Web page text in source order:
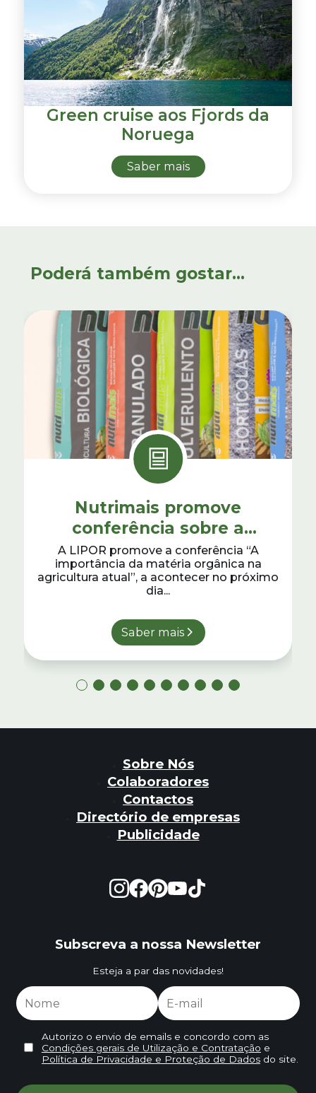
Green cruise aos Fjords da
Noruega
Saber mais
Poderá também gostar...
Nutrimais promove
conferência sobre a
importância da matéria
orgânica na agricultura
A LIPOR promove a conferência “A
importância da matéria orgânica na
agricultura atual”, a acontecer no próximo
dia...
Saber mais
Sobre Nós
Colaboradores
Contactos
Directório de empresas
Publicidade
Subscreva a nossa Newsletter
Esteja a par das novidades!
Autorizo o envio de emails e concordo com as
Condições gerais de Utilização e Contratação e
Política de Privacidade e Proteção de Dadosdo site.